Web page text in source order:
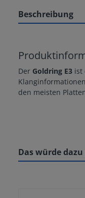
Beschreibung
Der Goldring E3 ist
den meisten
Das würde dazu